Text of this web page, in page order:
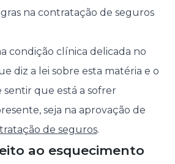
na contratação de seguros
condição clínica delicada no
diz a lei sobre esta matéria e o
que está a sofrer
seja na aprovação de
de seguros.
ao esquecimento